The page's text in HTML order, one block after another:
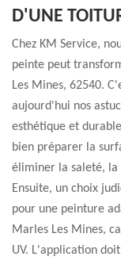
D'UNE
Chez KM Service,
peinte peut
Les Mines, 62540.
aujourd'hui nos
esthétique et
bien préparer la
éliminer la saleté, la
Ensuite, un choix
pour une peinture
Marles Les Mines,
UV. L'application